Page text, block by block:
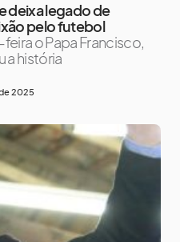
deixa legado de
pelo futebol
o Papa Francisco,
a história
2025